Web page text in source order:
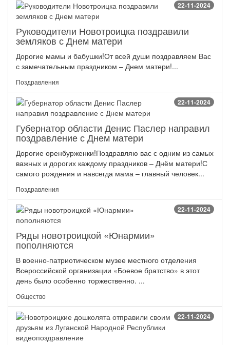
22-11-2024
Руководители Новотроицка поздравили
земляков с Днем матери
Дорогие мамы и бабушки!От всей души поздравляем Вас
с замечательным праздником – Днем матери!...
Поздравления
22-11-2024
Губернатор области Денис Паслер направил
поздравление с Днем матери
Дорогие оренбурженки!Поздравляю вас с одним из самых
важных и дорогих каждому праздников – Днём матери!С
самого рождения и навсегда мама – главный человек...
Поздравления
22-11-2024
Ряды новотроицкой «Юнармии»
пополняются
В военно-патриотическом музее местного отделения
Всероссийской организации «Боевое братство» в этот
день было особенно торжественно. ...
Общество
22-11-2024